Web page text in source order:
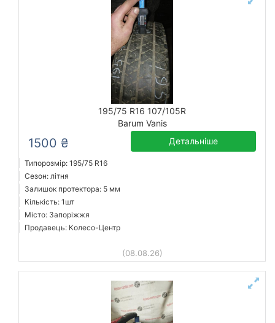
195/75 R16 107/105R
Barum Vanis
1500 ₴ Детальніше
Типорозмір: 195/75 R16
Сезон: літня
Залишок протектора: 5 мм
Кількість: 1шт
Місто: Запоріжжя
Продавець: Колесо-Центр
(08.08.26)